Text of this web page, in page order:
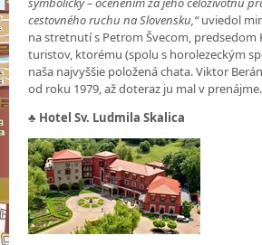
cestovného ruchu na Slovensku,“uviedol
na stretnutí s Petrom Švecom, predsedom
turistov, ktorému (spolu s horolezeckým
naša najvyššie položená chata. Viktor
od roku 1979, až doteraz ju mal v prenájme.
♣ Hotel Sv. Ludmila Skalica